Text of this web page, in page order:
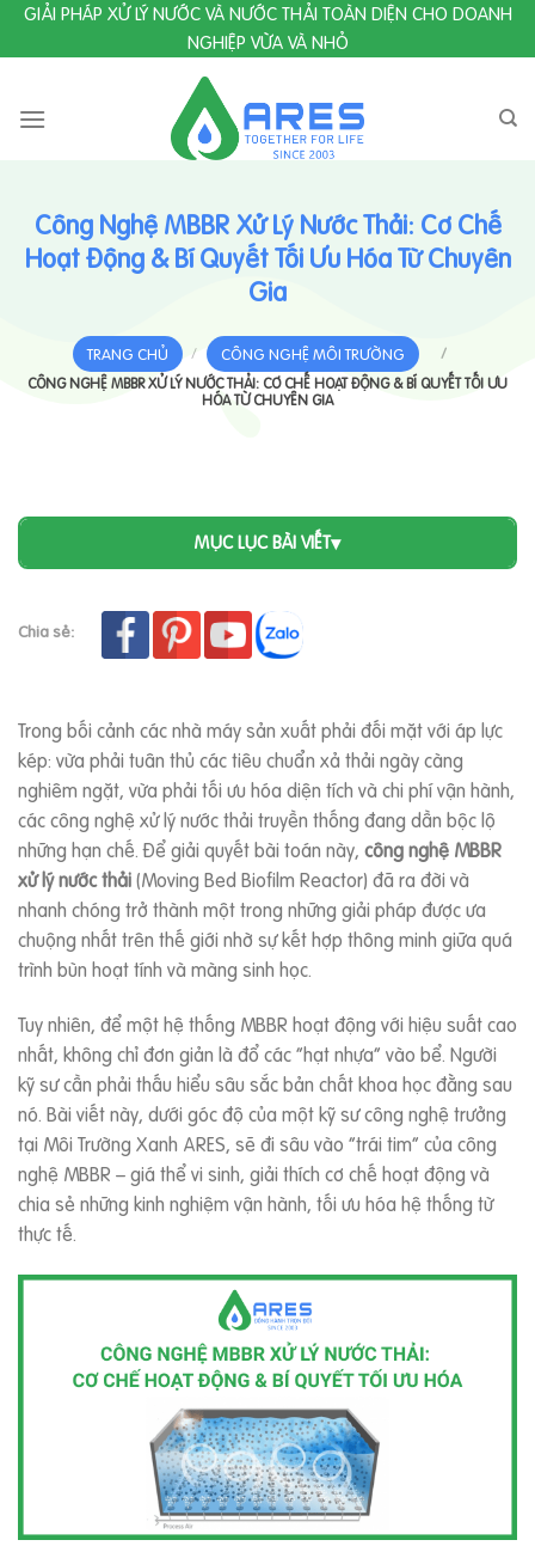
SkipGIẢI PHÁP XỬ LÝ NƯỚC VÀ NƯỚC THẢI TOÀN DIỆN CHO DOANH
NGHIỆP VỪA VÀ NHỎ
Công Nghệ MBBR Xử Lý Nước Thải: Cơ Chế
Hoạt Động & Bí Quyết Tối Ưu Hóa Từ Chuyên
Gia
TRANG CHỦ / CÔNG NGHỆ MÔI TRƯỜNG
/
CÔNG NGHỆ MBBR XỬ LÝ NƯỚC THẢI: CƠ CHẾ HOẠT ĐỘNG & BÍ QUYẾT TỐI ƯU
HÓA TỪ CHUYÊN GIA
MỤC LỤC BÀI VIẾT▾
Chia sẻ:
Trong bối cảnh các nhà máy sản xuất phải đối mặt với áp lực
kép: vừa phải tuân thủ các tiêu chuẩn xả thải ngày càng
nghiêm ngặt, vừa phải tối ưu hóa diện tích và chi phí vận hành,
các công nghệ xử lý nước thải truyền thống đang dần bộc lộ
những hạn chế. Để giải quyết bài toán này, công nghệ MBBR
xử lý nước thải(Moving Bed Biofilm Reactor) đã ra đời và
nhanh chóng trở thành một trong những giải pháp được ưa
chuộng nhất trên thế giới nhờ sự kết hợp thông minh giữa quá
trình bùn hoạt tính và màng sinh học.
Tuy nhiên, để một hệ thống MBBR hoạt động với hiệu suất cao
nhất, không chỉ đơn giản là đổ các “hạt nhựa” vào bể. Người
kỹ sư cần phải thấu hiểu sâu sắc bản chất khoa học đằng sau
nó. Bài viết này, dưới góc độ của một kỹ sư công nghệ trưởng
tại Môi Trường Xanh ARES, sẽ đi sâu vào “trái tim” của công
nghệ MBBR – giá thể vi sinh, giải thích cơ chế hoạt động và
chia sẻ những kinh nghiệm vận hành, tối ưu hóa hệ thống từ
thực tế.